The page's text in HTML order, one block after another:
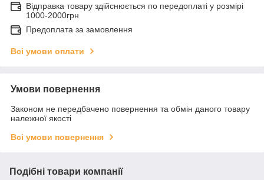
Відправка товару здійснюється по передоплаті у розмірі
1000-2000грн
Предоплата за замовлення
Всі умови оплати
Умови повернення
Законом не передбачено повернення та обмін даного товару
належної якості
Всі умови повернення
Подібні товари компанії